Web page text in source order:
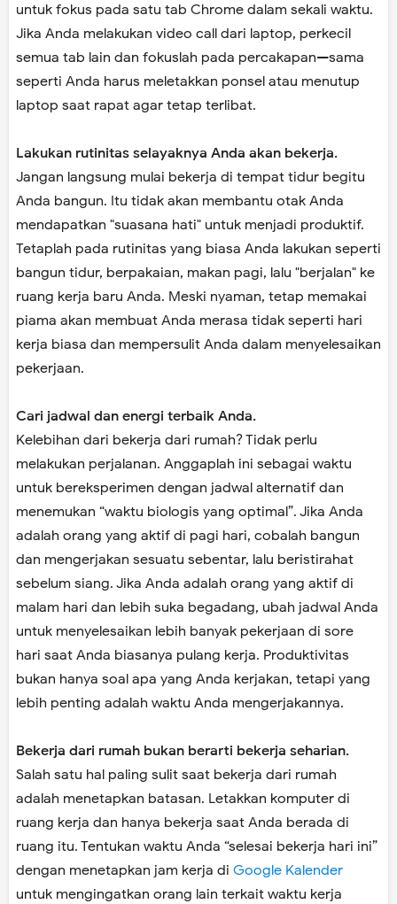
untuk fokus pada satu tab Chrome dalam sekali waktu.
Jika Anda melakukan video call dari laptop, perkecil
semua tab lain dan fokuslah pada percakapan—sama
seperti Anda harus meletakkan ponsel atau menutup
laptop saat rapat agar tetap terlibat.
Lakukan rutinitas selayaknya Anda akan bekerja.
Jangan langsung mulai bekerja di tempat tidur begitu
Anda bangun. Itu tidak akan membantu otak Anda
mendapatkan "suasana hati" untuk menjadi produktif.
Tetaplah pada rutinitas yang biasa Anda lakukan seperti
bangun tidur, berpakaian, makan pagi, lalu "berjalan" ke
ruang kerja baru Anda. Meski nyaman, tetap memakai
piama akan membuat Anda merasa tidak seperti hari
kerja biasa dan mempersulit Anda dalam menyelesaikan
pekerjaan.
Cari jadwal dan energi terbaik Anda.
Kelebihan dari bekerja dari rumah? Tidak perlu
melakukan perjalanan. Anggaplah ini sebagai waktu
untuk bereksperimen dengan jadwal alternatif dan
menemukan “waktu biologis yang optimal”. Jika Anda
adalah orang yang aktif di pagi hari, cobalah bangun
dan mengerjakan sesuatu sebentar, lalu beristirahat
sebelum siang. Jika Anda adalah orang yang aktif di
malam hari dan lebih suka begadang, ubah jadwal Anda
untuk menyelesaikan lebih banyak pekerjaan di sore
hari saat Anda biasanya pulang kerja. Produktivitas
bukan hanya soal apa yang Anda kerjakan, tetapi yang
lebih penting adalah waktu Anda mengerjakannya.
Bekerja dari rumah bukan berarti bekerja seharian.
Salah satu hal paling sulit saat bekerja dari rumah
adalah menetapkan batasan. Letakkan komputer di
ruang kerja dan hanya bekerja saat Anda berada di
ruang itu. Tentukan waktu Anda “selesai bekerja hari ini”
dengan menetapkan jam kerja di Google Kalender
untuk mengingatkan orang lain terkait waktu kerja